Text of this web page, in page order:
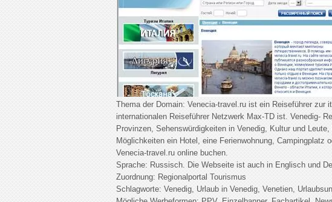
Thema der Domain: Venecia-travel.ru ist ein Reiseführer zur
internationalen Reiseführer Netzwerk Max-TD ist. Venedig-
Provinzen, Sehenswürdigkeiten in Venedig, Kultur und
Möglichkeiten ein Hotel, eine Ferienwohnung, Campingplatz
Venecia-travel.ru online buchen.
Sprache: Russisch. Die Webseite ist auch in Englisch und
Zuordnung: Regionalportal Tourismus
Schlagworte: Venedig, Urlaub in Venedig, Venetien,